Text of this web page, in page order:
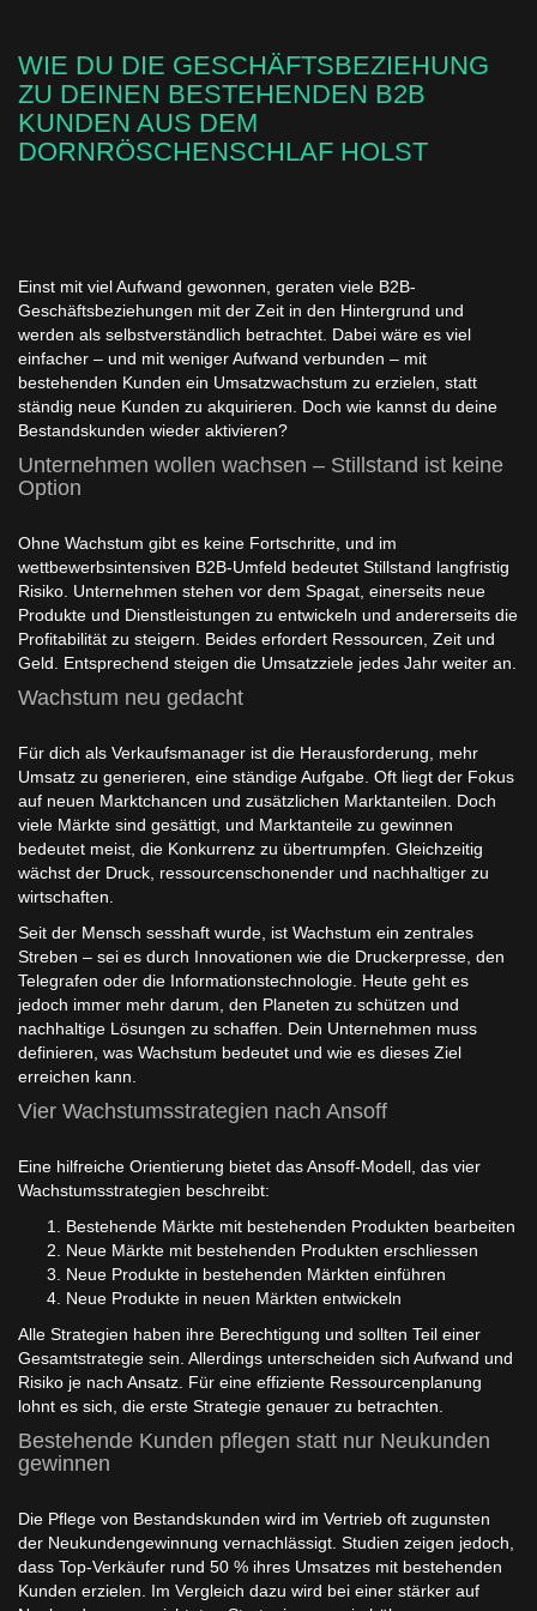
WIE DU DIE GESCHÄFTSBEZIEHUNG
ZU DEINEN BESTEHENDEN B2B
KUNDEN AUS DEM
DORNRÖSCHENSCHLAF HOLST
Einst mit viel Aufwand gewonnen, geraten viele B2B-
Geschäftsbeziehungen mit der Zeit in den Hintergrund und
werden als selbstverständlich betrachtet. Dabei wäre es viel
einfacher – und mit weniger Aufwand verbunden – mit
bestehenden Kunden ein Umsatzwachstum zu erzielen, statt
ständig neue Kunden zu akquirieren. Doch wie kannst du deine
Bestandskunden wieder aktivieren?
Unternehmen wollen wachsen – Stillstand ist keine
Option
Ohne Wachstum gibt es keine Fortschritte, und im
wettbewerbsintensiven B2B-Umfeld bedeutet Stillstand langfristig
Risiko. Unternehmen stehen vor dem Spagat, einerseits neue
Produkte und Dienstleistungen zu entwickeln und andererseits die
Profitabilität zu steigern. Beides erfordert Ressourcen, Zeit und
Geld. Entsprechend steigen die Umsatzziele jedes Jahr weiter an.
Wachstum neu gedacht
Für dich als Verkaufsmanager ist die Herausforderung, mehr
Umsatz zu generieren, eine ständige Aufgabe. Oft liegt der Fokus
auf neuen Marktchancen und zusätzlichen Marktanteilen. Doch
viele Märkte sind gesättigt, und Marktanteile zu gewinnen
bedeutet meist, die Konkurrenz zu übertrumpfen. Gleichzeitig
wächst der Druck, ressourcenschonender und nachhaltiger zu
wirtschaften.
Seit der Mensch sesshaft wurde, ist Wachstum ein zentrales
Streben – sei es durch Innovationen wie die Druckerpresse, den
Telegrafen oder die Informationstechnologie. Heute geht es
jedoch immer mehr darum, den Planeten zu schützen und
nachhaltige Lösungen zu schaffen. Dein Unternehmen muss
definieren, was Wachstum bedeutet und wie es dieses Ziel
erreichen kann.
Vier Wachstumsstrategien nach Ansoff
Eine hilfreiche Orientierung bietet das Ansoff-Modell, das vier
Wachstumsstrategien beschreibt:
Bestehende Märkte mit bestehenden Produkten bearbeiten
Neue Märkte mit bestehenden Produkten erschliessen
Neue Produkte in bestehenden Märkten einführen
Neue Produkte in neuen Märkten entwickeln
Alle Strategien haben ihre Berechtigung und sollten Teil einer
Gesamtstrategie sein. Allerdings unterscheiden sich Aufwand und
Risiko je nach Ansatz. Für eine effiziente Ressourcenplanung
lohnt es sich, die erste Strategie genauer zu betrachten.
Bestehende Kunden pflegen statt nur Neukunden
gewinnen
Die Pflege von Bestandskunden wird im Vertrieb oft zugunsten
der Neukundengewinnung vernachlässigt. Studien zeigen jedoch,
dass Top-Verkäufer rund 50 % ihres Umsatzes mit bestehenden
Kunden erzielen. Im Vergleich dazu wird bei einer stärker auf